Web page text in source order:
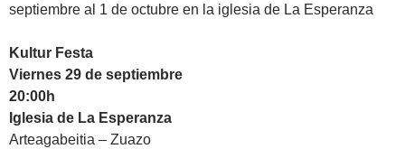
septiembre al 1 de octubre en la iglesia de La Esperanza
Kultur Festa
Viernes 29 de septiembre
20:00h
Iglesia de La Esperanza
Arteagabeitia – Zuazo